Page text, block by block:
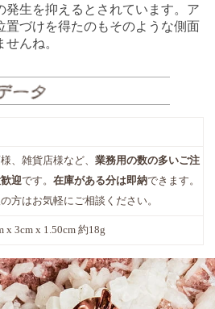
発生を抑えるとされています。ア
置づけを得たのもそのような側面
んね。
、雑貨店様など、業務用の数の多いご注
迎です。在庫がある分は即納できます。
方はお気軽にご相談ください。
x 3cm x 1.50cm 約18g